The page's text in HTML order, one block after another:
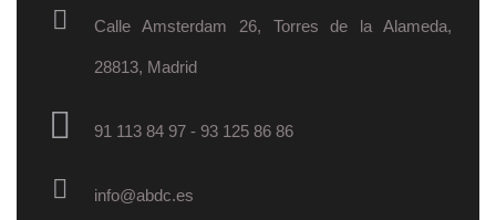
Calle Amsterdam 26, Torres de la Alameda,
28813, Madrid
91 113 84 97 - 93 125 86 86
info@abdc.es